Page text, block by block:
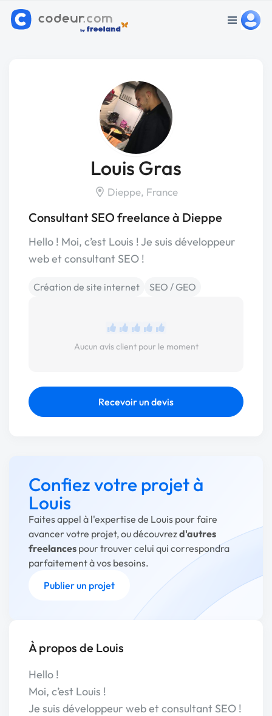
Louis Gras
Dieppe, France
Consultant SEO freelance à Dieppe
Hello ! Moi, c’est Louis ! Je suis développeur
web et consultant SEO !
Création de site internet SEO / GEO
Aucun avis client pour le moment
Recevoir un devis
Confiez votre projet à
Louis
Faites appel à l'expertise de Louis pour faire
avancer votre projet, ou découvrezd'autres
freelances pour trouver celui qui correspondra
parfaitement à vos besoins.
Publier un projet
À propos de Louis
Hello !
Moi, c’est Louis !
Je suis développeur web et consultant SEO !